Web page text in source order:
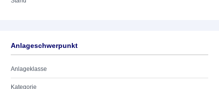
Anlageschwerpunkt
Anlageklasse
Kategorie